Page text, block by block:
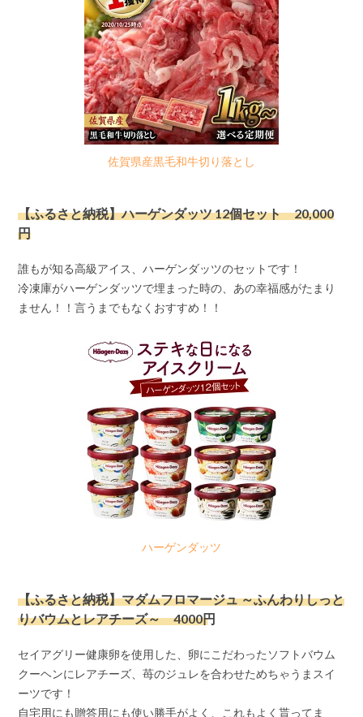
佐賀県産黒毛和牛切り落とし
【ふるさと納税】ハーゲンダッツ 12個セット 20,000
円
誰もが知る高級アイス、ハーゲンダッツのセットです！
冷凍庫がハーゲンダッツで埋まった時の、あの幸福感がたまり
ません！！言うまでもなくおすすめ！！
ハーゲンダッツ
【ふるさと納税】マダムフロマージュ ～ふんわりしっと
りバウムとレアチーズ～ 4000円
セイアグリー健康卵を使用した、卵にこだわったソフトバウム
クーヘンにレアチーズ、苺のジュレを合わせためちゃうまスイ
ーツです！
自宅用にも贈答用にも使い勝手がよく、これもよく貰ってま